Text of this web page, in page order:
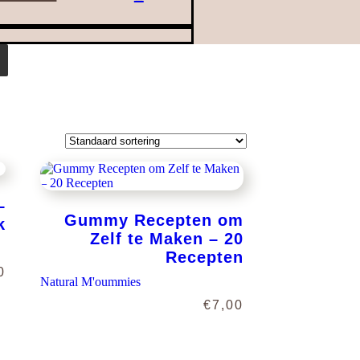
Gummy Recepten om
Zelf te Maken – 20
Recepten
Natural M'oummies
€7,00